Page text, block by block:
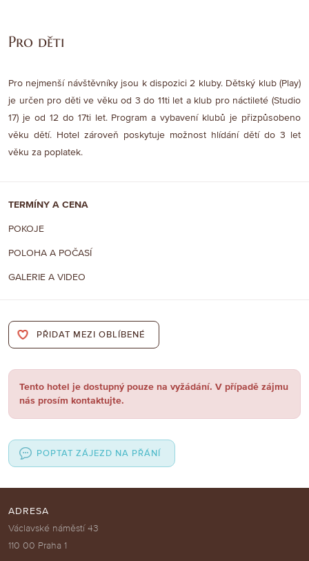
Pro děti
Pro nejmenší návštěvníky jsou k dispozici 2 kluby. Dětský klub (Play)
je určen pro děti ve věku od 3 do 11ti let a klub pro náctileté (Studio
17) je od 12 do 17ti let. Program a vybavení klubů je přizpůsobeno
věku dětí. Hotel zároveň poskytuje možnost hlídání dětí do 3 let
věku za poplatek.
TERMÍNY A CENA
POKOJE
POLOHA A POČASÍ
GALERIE A VIDEO
PŘIDAT MEZI OBLÍBENÉ
Tento hotel je dostupný pouze na vyžádání. V případě zájmu
nás prosím kontaktujte.
POPTAT ZÁJEZD NA PŘÁNÍ
ADRESA
Václavské náměstí 43
110 00 Praha 1